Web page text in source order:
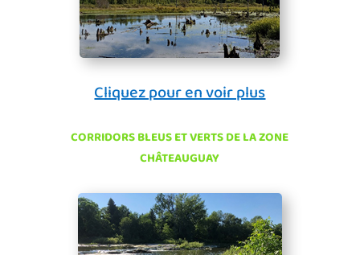
Cliquez pour en voir plus
CORRIDORS BLEUS ET VERTS DE LA ZONE
CHÂTEAUGUAY